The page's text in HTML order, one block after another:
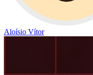
Aloísio Vítor